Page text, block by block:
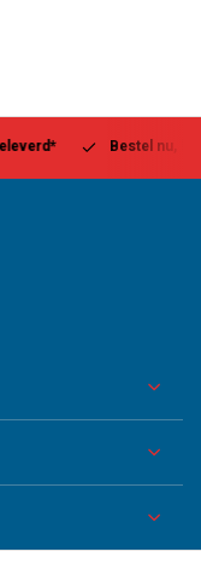
Bestel nu, betaal